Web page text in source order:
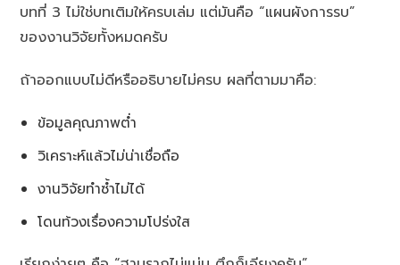
บทที่ 3 ไม่ใช่บทเติมให้ครบเล่ม แต่มันคือ “แผนผังการรบ”
ของงานวิจัยทั้งหมดครับ
ถ้าออกแบบไม่ดีหรืออธิบายไม่ครบ ผลที่ตามมาคือ:
ข้อมูลคุณภาพต่ำ
วิเคราะห์แล้วไม่น่าเชื่อถือ
งานวิจัยทำซ้ำไม่ได้
โดนท้วงเรื่องความโปร่งใส